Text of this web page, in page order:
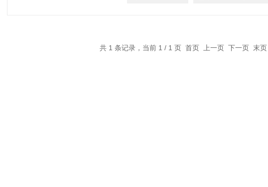
共 1 条记录，当前 1 / 1 页 首页 上一页 下一页 末